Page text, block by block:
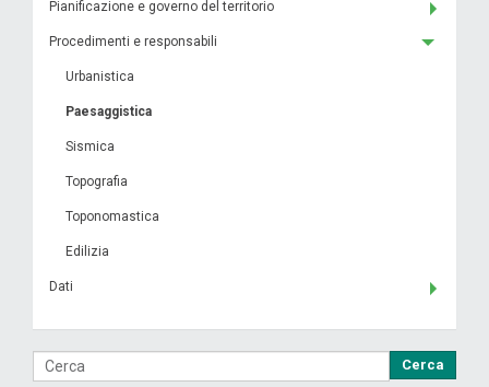
Pianificazione e governo del territorio
Procedimenti e responsabili
Urbanistica
Paesaggistica
Sismica
Topografia
Toponomastica
Edilizia
Dati
Cerca